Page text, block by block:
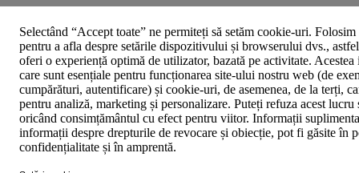
Selectând “Accept toate” ne permiteți să setăm cookie-uri.
pentru a afla despre setările dispozitivului și browserului dvs.,
oferi o experiență optimă de utilizator, bazată pe activitate.
care sunt esențiale pentru funcționarea site-ului nostru web (de
cumpărături, autentificare) și cookie-uri, de asemenea, de la terți,
pentru analiză, marketing și personalizare. Puteți refuza acest
oricând consimțământul cu efect pentru viitor. Informații
informații despre drepturile de revocare și obiecție, pot fi găsite în
confidențialitate și în amprentă.